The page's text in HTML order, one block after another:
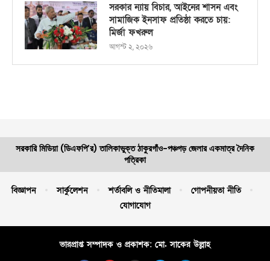
সরকার ন্যায় বিচার, আইনের শাসন এবং
সামাজিক ইনসাফ প্রতিষ্ঠা করতে চায়:
মির্জা ফখরুল
আগস্ট ২, ২০২৬
সরকারি মিডিয়া (ডিএফপি’র) তালিকাভুক্ত ঠাকুরগাঁও-পঞ্চগড় জেলার একমাত্র দৈনিক
পত্রিকা
বিজ্ঞাপন সার্কুলেশন শর্তাবলি ও নীতিমালা
গোপনীয়তা নীতি
যোগাযোগ
ভারপ্রাপ্ত সম্পাদক ও প্রকাশক: মো. সাকের উল্লাহ